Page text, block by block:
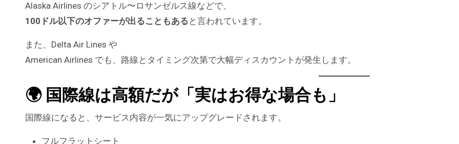
Alaska Airlines のシアトル〜ロサンゼルス線などで、
100ドル以下のオファーが出ることもある と言われています。
また、Delta Air Lines や
American Airlines でも、路線とタイミング次第で大幅ディスカウントが発生します。
🌍 国際線は高額だが「実はお得な場合も」
国際線になると、サービス内容が一気にアップグレードされます。
フルフラットシート